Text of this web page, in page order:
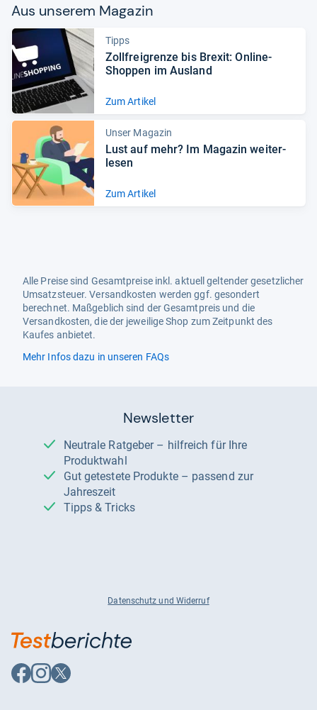
Aus unse­rem Maga­zin
Tipps
Zoll­frei­grenze bis Bre­xit: Online-​
Shop­pen im Aus­land
Zum Artikel
Unser Magazin
Lust auf mehr? Im Maga­zin wei­ter­
le­sen
Zum Artikel
Alle Preise sind Gesamtpreise inkl. aktuell geltender gesetzlicher
Umsatzsteuer. Versandkosten werden ggf. gesondert
berechnet. Maßgeblich sind der Gesamtpreis und die
Versandkosten, die der jeweilige Shop zum Zeitpunkt des
Kaufes anbietet.
Mehr Infos dazu in unseren FAQs
Newsletter
Neutrale Ratgeber – hilfreich für Ihre
Produktwahl
Gut getestete Produkte – passend zur
Jahreszeit
Tipps & Tricks
Datenschutz und Widerruf
Auf
Facebook
Auf
Instagram
Auf
X